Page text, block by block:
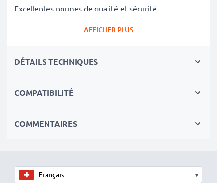
Excellentes normes de qualité et sécurité
respecter les normes de l'UE et de les dépasser.
Optez pour le remplacement de la batterie plutôt que
AFFICHER PLUS
DÉTAILS TECHNIQUES
COMPATIBILITÉ
COMMENTAIRES
▾